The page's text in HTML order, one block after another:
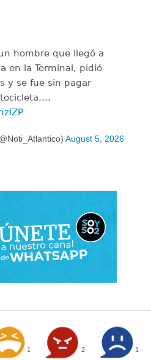
hombre que llegó a
en la Terminal, pidió
y se fue sin pagar
August 5, 2026
1 2 1